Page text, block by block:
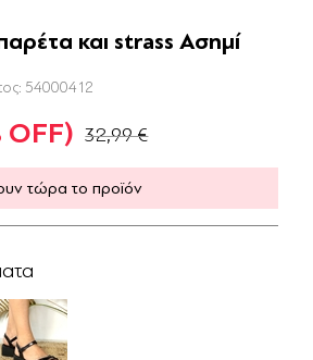
και strass Ασημί
54000412
OFF) 32,99 €
τώρα το προϊόν